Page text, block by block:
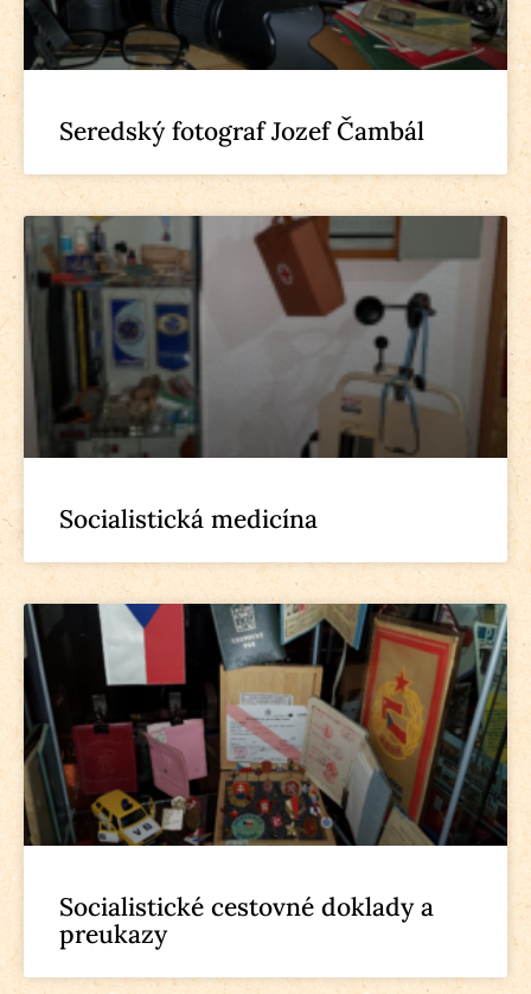
Seredský fotograf Jozef Čambál
Socialistická medicína
Socialistické cestovné doklady a
preukazy